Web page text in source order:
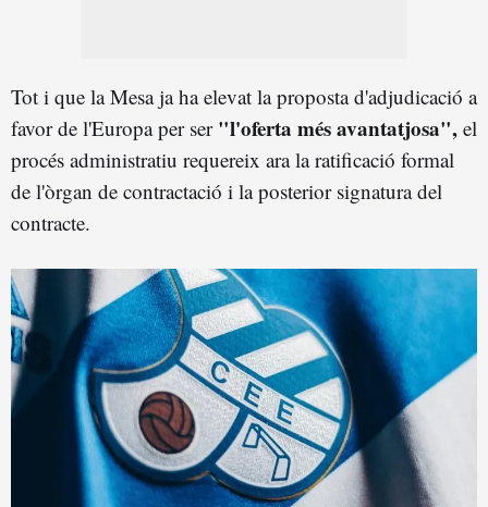
Tot i que la Mesa ja ha elevat la proposta d'adjudicació a
favor de l'Europa per ser"l'oferta més avantatjosa", el
procés administratiu requereix ara la ratificació formal
de l'òrgan de contractació i la posterior signatura del
contracte.